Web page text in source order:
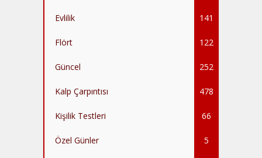
Evlilik 141
Flört 122
Güncel 252
Kalp Çarpıntısı 478
Kişilik Testleri 66
Özel Günler 5